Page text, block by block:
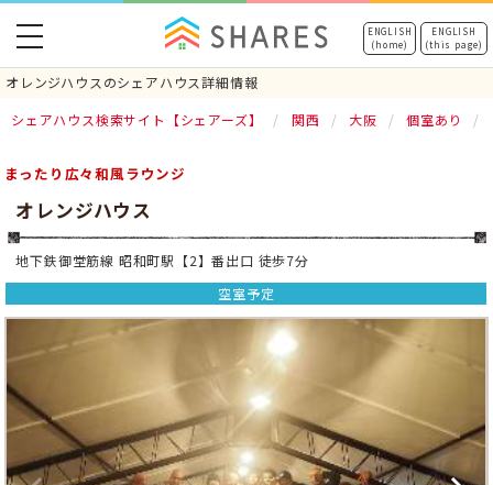
ENGLISH
(home)
ENGLISH
(this page)
オレンジハウスのシェアハウス詳細情報
toggle
navigation
シェアハウス検索サイト【シェアーズ】 関西 大阪 個室あり
まったり広々和風ラウンジ
オレンジハウス
地下鉄御堂筋線 昭和町駅【2】番出口 徒歩7分
空室予定